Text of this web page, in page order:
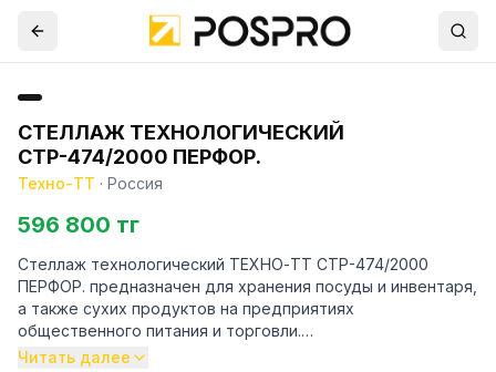
СТЕЛЛАЖ ТЕХНОЛОГИЧЕСКИЙ
СТР-474/2000 ПЕРФОР.
Техно-ТТ · Россия
596 800 тг
Стеллаж технологический ТЕХНО-ТТ СТР-474/2000
ПЕРФОР. предназначен для хранения посуды и инвентаря,
а также сухих продуктов на предприятиях
общественного питания и торговли.
Читать далее